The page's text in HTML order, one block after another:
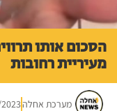
אותו תרוויח
רחובות
מערכת אחלה 07/2023